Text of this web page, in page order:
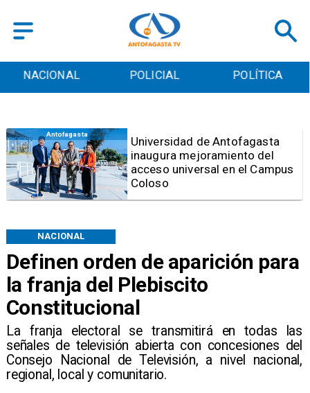
POLICIAL POLÍTICA CULTURA
Definen orden de aparición para
la franja del Plebiscito
Constitucional
La franja electoral se transmitirá en todas las
señales de televisión abierta con concesiones del
Consejo Nacional de Televisión, a nivel nacional,
regional, local y comunitario.
NACIONAL
Antofagasta
Foco de Aedes Aegypti:
Entierran "Pantano Urbano"
ubicado a pasos de la
Municipalidad de Antofagasta